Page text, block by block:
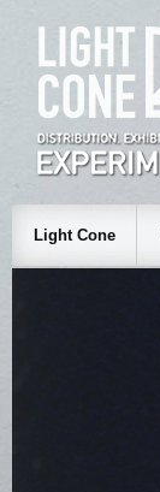
Light Cone